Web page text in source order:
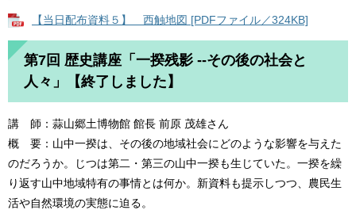
【当日配布資料５】 西触地図 [PDFファイル／324KB]
第7回 歴史講座「一揆残影 --その後の社会と
人々」【終了しました】
講 師：蒜山郷土博物館 館長 前原 茂雄さん
概 要：山中一揆は、その後の地域社会にどのような影響を与えた
のだろうか。じつは第二・第三の山中一揆も生じていた。一揆を繰
り返す山中地域特有の事情とは何か。新資料も提示しつつ、農民生
活や自然環境の実態に迫る。